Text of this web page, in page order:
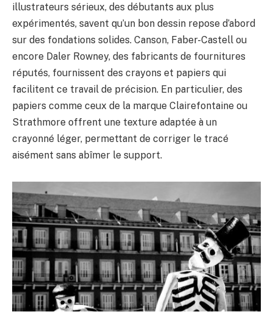
illustrateurs sérieux, des débutants aux plus
expérimentés, savent qu’un bon dessin repose d’abord
sur des fondations solides. Canson, Faber-Castell ou
encore Daler Rowney, des fabricants de fournitures
réputés, fournissent des crayons et papiers qui
facilitent ce travail de précision. En particulier, des
papiers comme ceux de la marque Clairefontaine ou
Strathmore offrent une texture adaptée à un
crayonné léger, permettant de corriger le tracé
aisément sans abîmer le support.